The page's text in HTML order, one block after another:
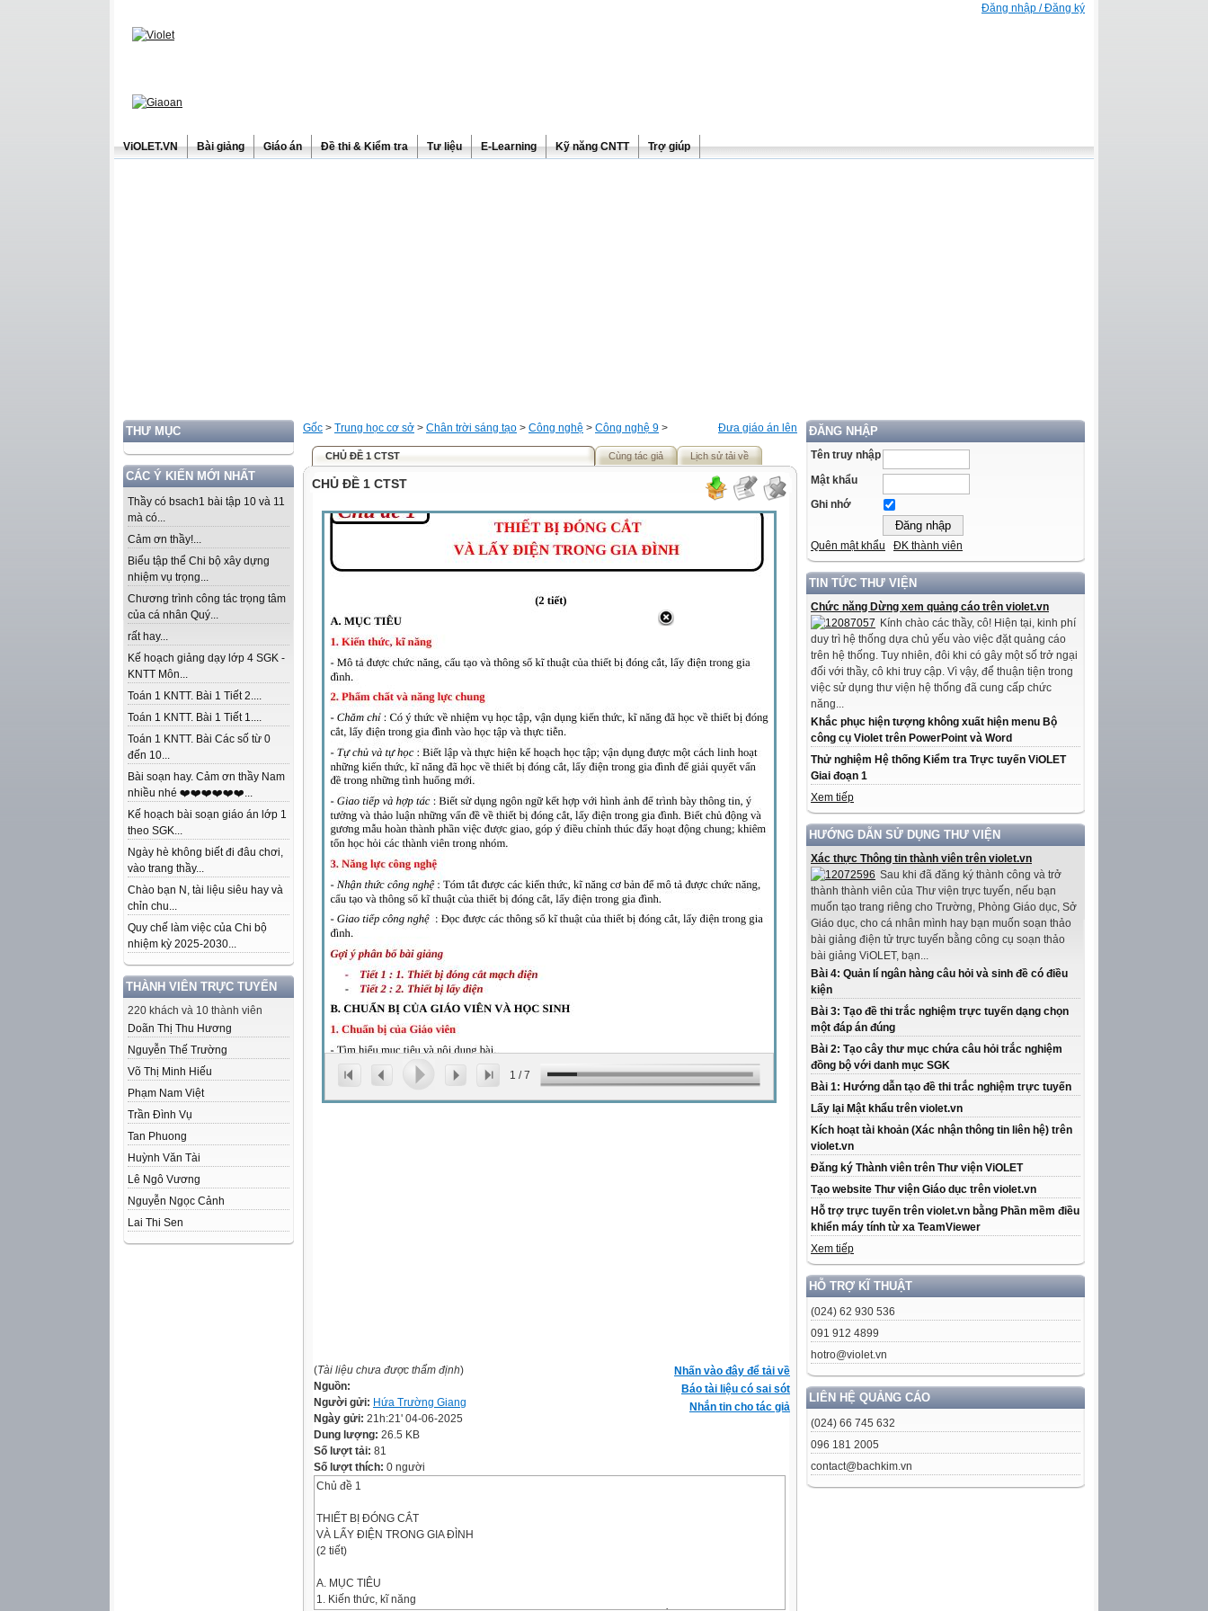
Đăng nhập / Đăng ký
ViOLET.VN Bài giảng Giáo án Đề thi & Kiểm tra Tư liệu E-Learning Kỹ năng CNTT Trợ giúp
THƯ MỤC
CÁC Ý KIẾN MỚI NHẤT
Thầy có bsach1 bài tập 10 và 11
mà có...
Cảm ơn thầy!...
Biểu tập thể Chi bộ xây dựng
nhiệm vụ trọng...
Chương trình công tác trọng tâm
của cá nhân Quý...
rất hay...
Kế hoạch giảng dạy lớp 4 SGK -
KNTT Môn...
Toán 1 KNTT. Bài 1 Tiết 2....
Toán 1 KNTT. Bài 1 Tiết 1....
Toán 1 KNTT. Bài Các số từ 0
đến 10...
Bài soạn hay. Cảm ơn thầy Nam
nhiều nhé ❤️❤️❤️❤️❤️❤️...
Kế hoạch bài soạn giáo án lớp 1
theo SGK...
Ngày hè không biết đi đâu chơi,
vào trang thầy...
Chào bạn N, tài liệu siêu hay và
chỉn chu...
Quy chế làm việc của Chi bộ
nhiệm kỳ 2025-2030...
THÀNH VIÊN TRỰC TUYẾN
220 khách và 10 thành viên
Doãn Thị Thu Hương
Nguyễn Thế Trường
Võ Thị Minh Hiếu
Phạm Nam Việt
Trần Đình Vụ
Tan Phuong
Huỳnh Văn Tài
Lê Ngô Vương
Nguyễn Ngọc Cảnh
Lai Thi Sen
ĐĂNG NHẬP
Tên truy nhập
Mật khẩu
Ghi nhớ
Quên mật khẩu ĐK thành viên
TIN TỨC THƯ VIỆN
Chức năng Dừng xem quảng cáo trên violet.vn
Kính chào các thầy, cô! Hiện tại, kinh phí
duy trì hệ thống dựa chủ yếu vào việc đặt quảng cáo
trên hệ thống. Tuy nhiên, đôi khi có gây một số trở ngại
đối với thầy, cô khi truy cập. Vì vậy, để thuận tiện trong
việc sử dụng thư viện hệ thống đã cung cấp chức
năng...
Khắc phục hiện tượng không xuất hiện menu Bộ
công cụ Violet trên PowerPoint và Word
Thử nghiệm Hệ thống Kiểm tra Trực tuyến ViOLET
Giai đoạn 1
Xem tiếp
HƯỚNG DẪN SỬ DỤNG THƯ VIỆN
Xác thực Thông tin thành viên trên violet.vn
Sau khi đã đăng ký thành công và trở
thành thành viên của Thư viện trực tuyến, nếu bạn
muốn tạo trang riêng cho Trường, Phòng Giáo dục, Sở
Giáo dục, cho cá nhân mình hay bạn muốn soạn thảo
bài giảng điện tử trực tuyến bằng công cụ soạn thảo
bài giảng ViOLET, bạn...
Bài 4: Quản lí ngân hàng câu hỏi và sinh đề có điều
kiện
Bài 3: Tạo đề thi trắc nghiệm trực tuyến dạng chọn
một đáp án đúng
Bài 2: Tạo cây thư mục chứa câu hỏi trắc nghiệm
đồng bộ với danh mục SGK
Bài 1: Hướng dẫn tạo đề thi trắc nghiệm trực tuyến
Lấy lại Mật khẩu trên violet.vn
Kích hoạt tài khoản (Xác nhận thông tin liên hệ) trên
violet.vn
Đăng ký Thành viên trên Thư viện ViOLET
Tạo website Thư viện Giáo dục trên violet.vn
Hỗ trợ trực tuyến trên violet.vn bằng Phần mềm điều
khiển máy tính từ xa TeamViewer
Xem tiếp
HỖ TRỢ KĨ THUẬT
(024) 62 930 536
091 912 4899
hotro@violet.vn
LIÊN HỆ QUẢNG CÁO
(024) 66 745 632
096 181 2005
contact@bachkim.vn
Đưa giáo án lên
Gốc > Trung học cơ sở > Chân trời sáng tạo > Công nghệ > Công nghệ 9 >
CHỦ ĐỀ 1 CTST Cùng tác giả Lịch sử tải về
CHỦ ĐỀ 1 CTST
1 /7
Nhấn vào đây để tải về
Báo tài liệu có sai sót
Nhắn tin cho tác giả
(Tài liệu chưa được thẩm định)
Nguồn:
Người gửi: Hứa Trường Giang
Ngày gửi: 21h:21' 04-06-2025
Dung lượng: 26.5 KB
Số lượt tải: 81
Số lượt thích: 0 người
Chủ đề 1
THIẾT BỊ ĐÓNG CẮT
VÀ LẤY ĐIỆN TRONG GIA ĐÌNH
(2 tiết)
A. MỤC TIÊU
1. Kiến thức, kĩ năng